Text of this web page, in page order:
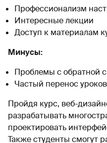
Профессионализм
Интересные лекции
Доступ к материалам
Минусы:
Проблемы с обратной
Частый перенос уроков
Пройдя курс, веб-
разрабатывать
проектировать
Также студенты смогут